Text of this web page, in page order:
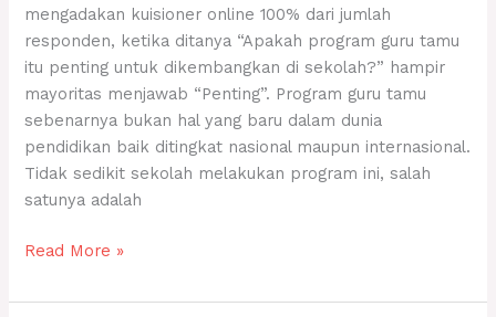
mengadakan kuisioner online 100% dari jumlah
responden, ketika ditanya “Apakah program guru tamu
itu penting untuk dikembangkan di sekolah?” hampir
mayoritas menjawab “Penting”. Program guru tamu
sebenarnya bukan hal yang baru dalam dunia
pendidikan baik ditingkat nasional maupun internasional.
Tidak sedikit sekolah melakukan program ini, salah
satunya adalah
Read More »